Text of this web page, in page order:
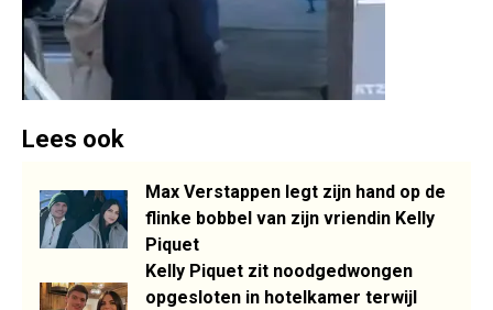
Lees ook
Max Verstappen legt zijn hand op de
flinke bobbel van zijn vriendin Kelly
Piquet
Kelly Piquet zit noodgedwongen
opgesloten in hotelkamer terwijl